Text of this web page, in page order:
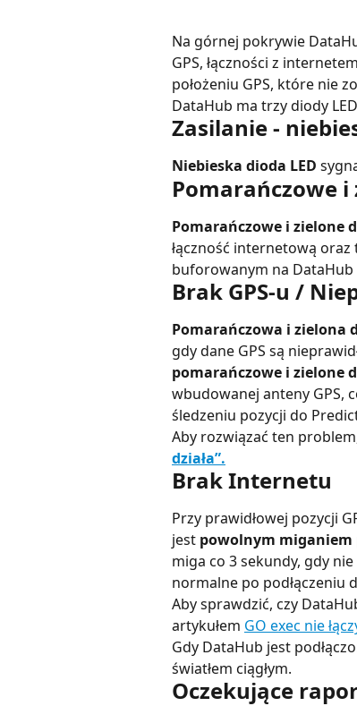
Na górnej pokrywie
GPS, łączności z
położeniu GPS, które nie
DataHub ma trzy diody
Zasilanie -
Niebieska dioda LED
Pomarańczowe i
Pomarańczowe i zielone
łączność internetową oraz
buforowanym na DataHub
Brak GPS-u /
Pomarańczowa i zielona
gdy dane GPS są
pomarańczowe i zielone
wbudowanej anteny GPS,
śledzeniu pozycji do
Aby rozwiązać ten
działa”.
Brak Internetu
Przy prawidłowej pozycji
jest powolnym miganiem
miga co 3 sekundy, gdy
normalne po podłączeniu
Aby sprawdzić, czy
artykułem GO exec nie
Gdy DataHub jest
światłem ciągłym.
Oczekujące